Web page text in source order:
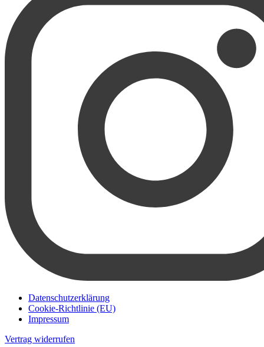
Datenschutzerklärung
Cookie-Richtlinie (EU)
Impressum
Vertrag widerrufen